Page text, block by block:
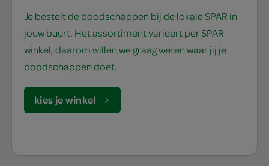
Je bestelt de boodschappen bij de lokale SPAR in
jouw buurt. Het assortiment varieert per SPAR
winkel, daarom willen we graag weten waar jij je
boodschappen doet.
kies je winkel